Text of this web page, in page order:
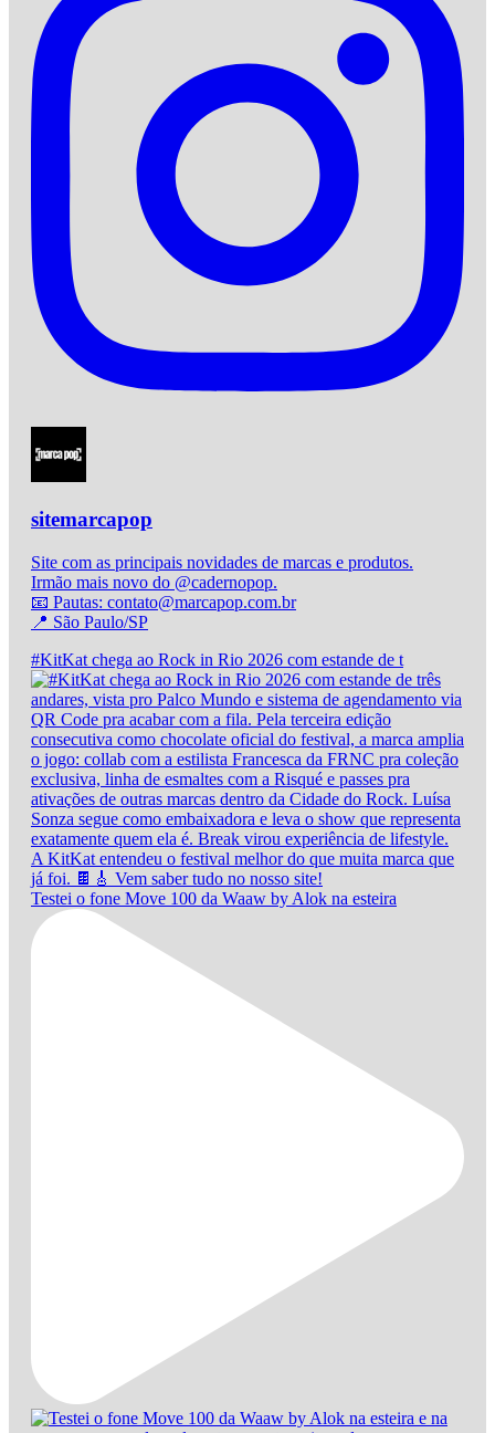
sitemarcapop
Site com as principais novidades de marcas e produtos.
Irmão mais novo do @cadernopop.
📧 Pautas: contato@marcapop.com.br
📍 São Paulo/SP
#KitKat chega ao Rock in Rio 2026 com estande de t
Testei o fone Move 100 da Waaw by Alok na esteira